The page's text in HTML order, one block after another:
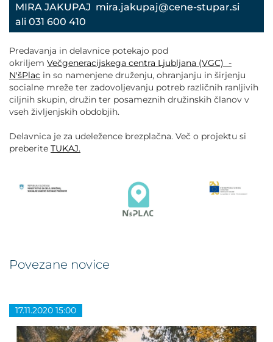
MIRA JAKUPAJ mira.jakupaj@cene-stupar.si
ali 031 600 410
Predavanja in delavnice potekajo pod
okriljem Večgeneracijskega centra Ljubljana (VGC) -
N'šPlac in so namenjene druženju, ohranjanju in širjenju
socialne mreže ter zadovoljevanju potreb različnih ranljivih
ciljnih skupin, družin ter posameznih družinskih članov v
vseh življenjskih obdobjih.
Delavnica je za udeležence brezplačna. Več o projektu si
preberite TUKAJ.
Povezane novice
17.11.2020 15:00